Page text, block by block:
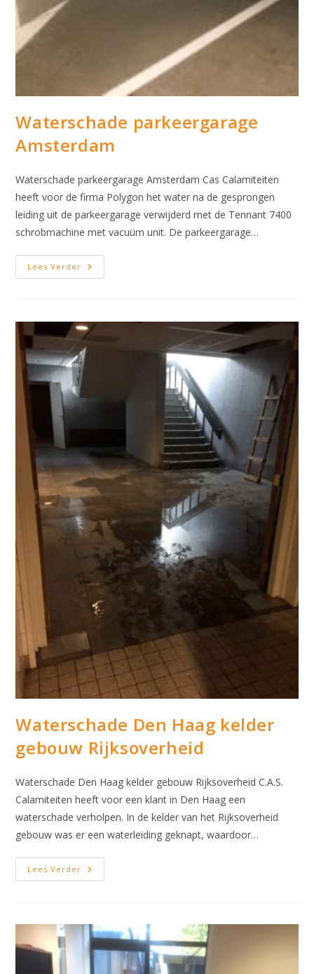
Waterschade parkeergarage
Amsterdam
Waterschade parkeergarage Amsterdam Cas Calamiteiten
heeft voor de firma Polygon het water na de gesprongen
leiding uit de parkeergarage verwijderd met de Tennant 7400
schrobmachine met vacuüm unit. De parkeergarage…
Lees Verder Waterschade
Parkeergarage
Waterschade Den Haag kelder
gebouw Rijksoverheid
Waterschade Den Haag kelder gebouw Rijksoverheid C.A.S.
Calamiteiten heeft voor een klant in Den Haag een
waterschade verholpen. In de kelder van het Rijksoverheid
gebouw was er een waterleiding geknapt, waardoor…
Lees Verder Waterschade
Den